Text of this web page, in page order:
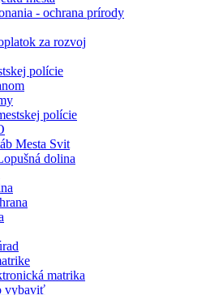
- ochrana prírody
za rozvoj
polície
polície
Mesta Svit
dolina
matrika
vybaviť